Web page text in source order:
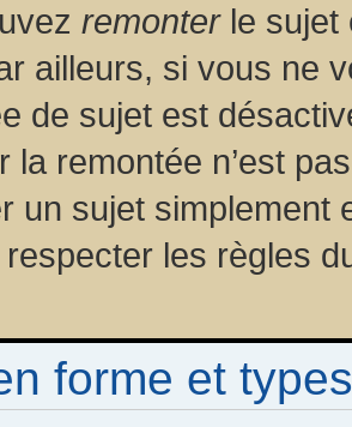
remonterle sujet
ailleurs, si vous ne
de sujet est
la remontée n’est
un sujet simplement
les règles
forme et